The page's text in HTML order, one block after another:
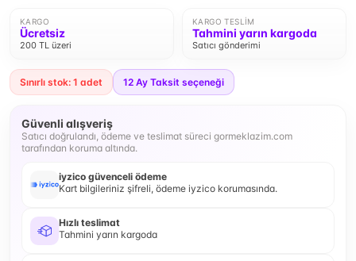
KARGO
Ücretsiz
200 TL üzeri
KARGO TESLIM
Tahmini yarın kargoda
Satıcı gönderimi
Sınırlı stok: 1 adet 12 Ay Taksit seçeneği
Güvenli alışveriş
Satıcı doğrulandı, ödeme ve teslimat süreci gormeklazim.com
tarafından koruma altında.
iyzico güvenceli ödeme
Kart bilgileriniz şifreli, ödeme iyzico korumasında.
Hızlı teslimat
Tahmini yarın kargoda